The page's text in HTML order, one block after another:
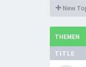
New
THEMEN
TITLE